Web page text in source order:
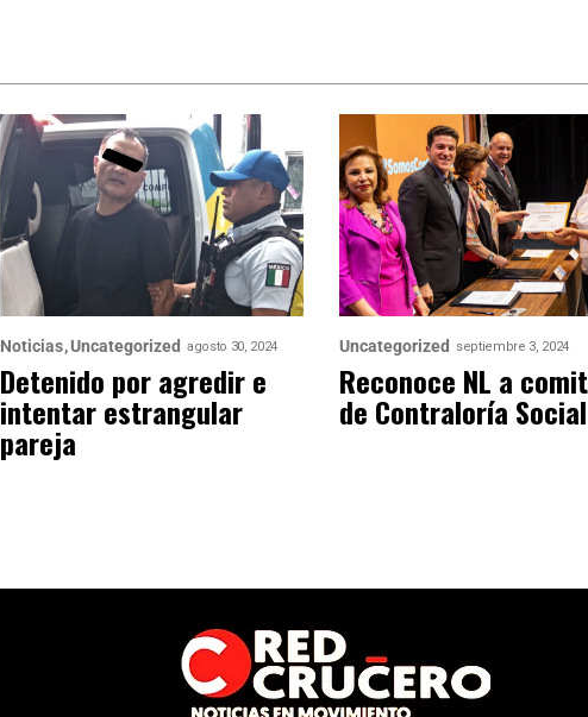
Noticias Uncategorized agosto 30, 2024
Detenido por agredir e
intentar estrangular
pareja
Uncategorized septiembre 3, 2024
Reconoce NL a
de Contraloría Social